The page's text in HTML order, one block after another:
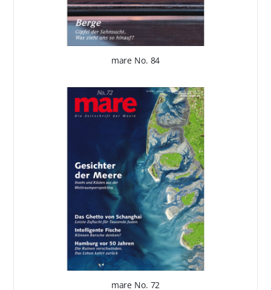
mare No. 84
mare No. 72